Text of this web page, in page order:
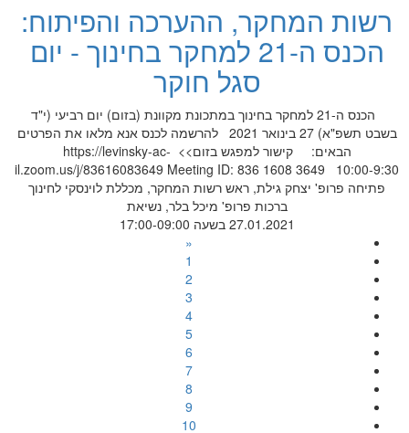
רשות המחקר, ההערכה והפיתוח:
הכנס ה-21 למחקר בחינוך - יום
סגל חוקר
הכנס ה-21 למחקר בחינוך במתכונת מקוונת (בזום) יום רביעי (י"ד
בשבט תשפ"א) 27 בינואר 2021 להרשמה לכנס אנא מלאו את הפרטים
הבאים: קישור למפגש בזום>> https://levinsky-ac-
il.zoom.us/j/83616083649 Meeting ID: 836 1608 3649 10:00-9:30
פתיחה פרופ' יצחק גילת, ראש רשות המחקר, מכללת לוינסקי לחינוך
ברכות פרופ' מיכל בלר, נשיאת
27.01.2021 בשעה 17:00-09:00
«
1
2
3
4
5
6
7
8
9
10